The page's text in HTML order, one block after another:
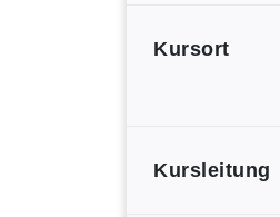
Kursort
Kursleitung